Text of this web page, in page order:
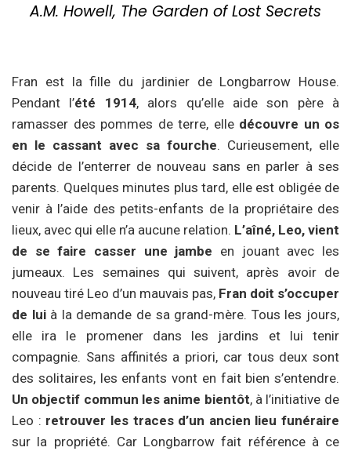
A.M. Howell, The Garden of Lost Secrets
Fran est la fille du jardinier de Longbarrow House.
Pendant l’été 1914, alors qu’elle aide son père à
ramasser des pommes de terre, elledécouvre un os
en le cassant avec sa fourche. Curieusement, elle
décide de l’enterrer de nouveau sans en parler à ses
parents. Quelques minutes plus tard, elle est obligée de
venir à l’aide des petits-enfants de la propriétaire des
lieux, avec qui elle n’a aucune relation. L’aîné, Leo, vient
de se faire casser une jambe en jouant avec les
jumeaux. Les semaines qui suivent, après avoir de
nouveau tiré Leo d’un mauvais pas, Fran doit s’occuper
de luià la demande de sa grand-mère. Tous les jours,
elle ira le promener dans les jardins et lui tenir
compagnie. Sans affinités a priori, car tous deux sont
des solitaires, les enfants vont en fait bien s’entendre.
Un objectif commun les anime bientôt, à l’initiative de
Leo : retrouver les traces d’un ancien lieu funéraire
sur la propriété. Car Longbarrow fait référence à ce